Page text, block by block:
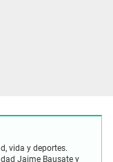
vida y deportes.
Jaime Bausate y